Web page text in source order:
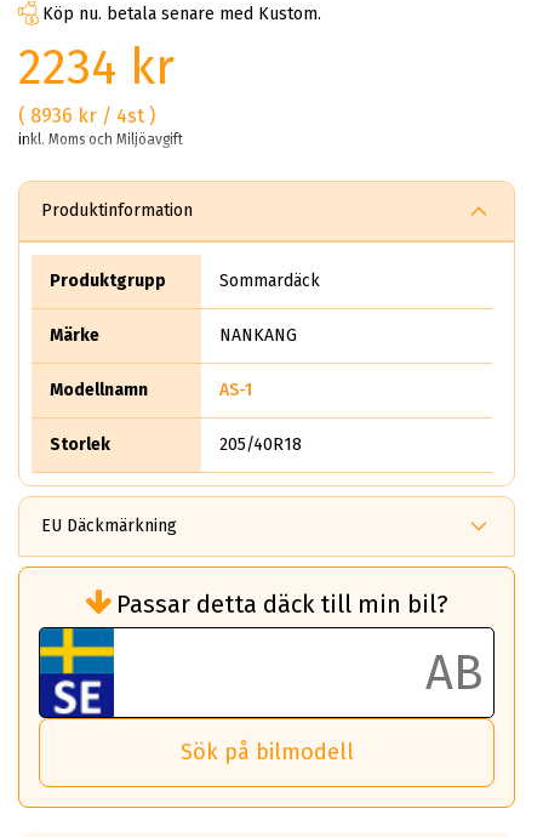
Köp nu. betala senare med Kustom.
2234 kr
( 8936 kr / 4st )
inkl. Moms och Miljöavgift
Produktinformation
Produktgrupp Sommardäck
Märke NANKANG
Modellnamn AS-1
Storlek 205/40R18
EU Däckmärkning
bränsleförbrukningen)
Det ska vara en betygsskala från klass A
till G för rullmotstånd.
Ett klass A däck kommer ha 6,5% bättre
bränsleförbrukning än ett klass G däck.
Det betyder att om man kör 10,000 km,
så sparar man 50 liter bränsle med ett
Passar detta däck till min bil?
Sök på bilmodell